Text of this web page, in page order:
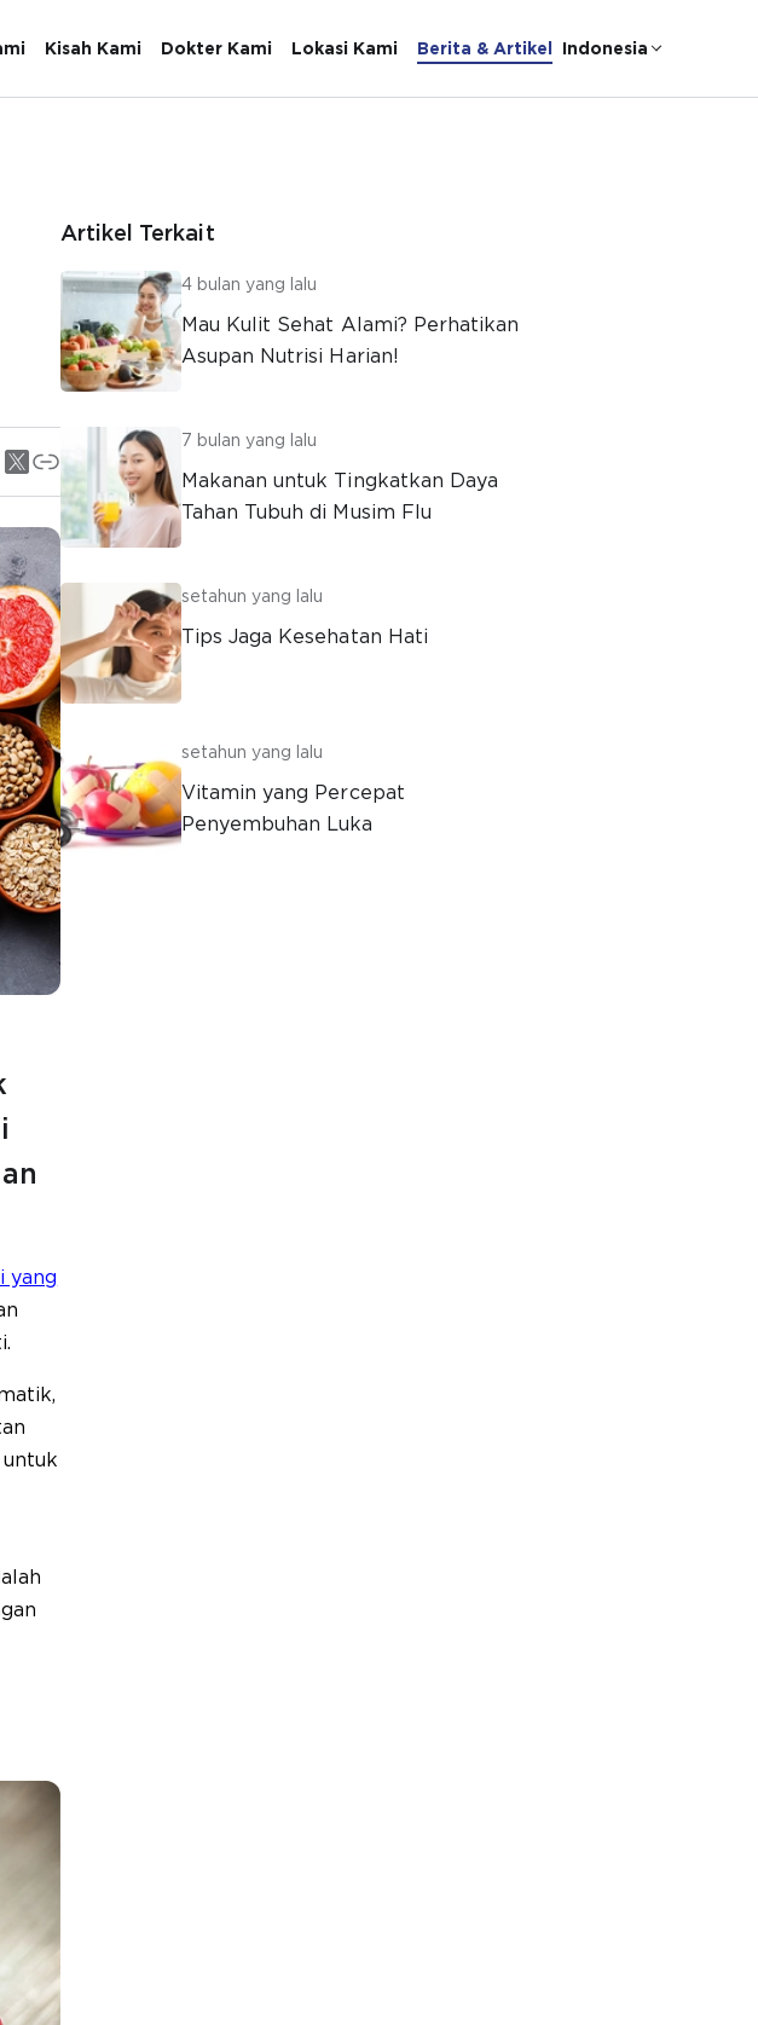
Kisah Kami Dokter Kami Lokasi Kami Berita & Artikel Indonesia
yang
Artikel Terkait
4 bulan yang lalu
Mau Kulit Sehat Alami? Perhatikan
Asupan Nutrisi Harian!
7 bulan yang lalu
Makanan untuk Tingkatkan Daya
Tahan Tubuh di Musim Flu
setahun yang lalu
Tips Jaga Kesehatan Hati
setahun yang lalu
Vitamin yang Percepat
Penyembuhan Luka